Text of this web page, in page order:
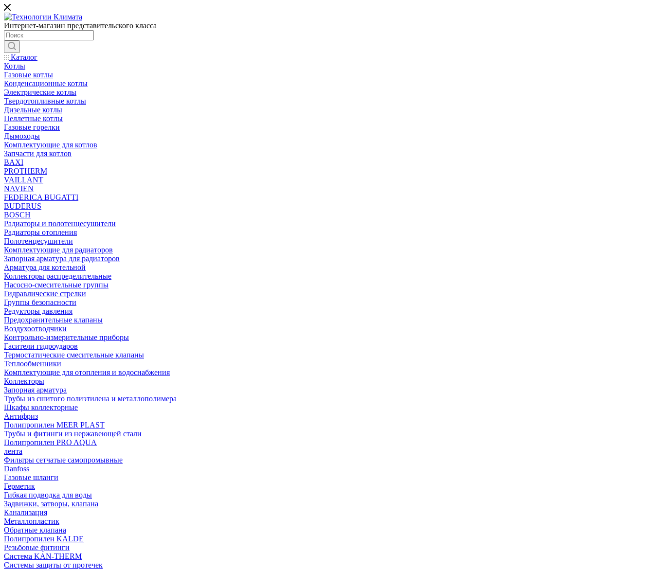
Интернет-магазин представительского класса
Каталог
Котлы
Газовые котлы
Конденсационные котлы
Электрические котлы
Твердотопливные котлы
Дизельные котлы
Пеллетные котлы
Газовые горелки
Дымоходы
Комплектующие для котлов
Запчасти для котлов
BAXI
PROTHERM
VAILLANT
NAVIEN
FEDERICA BUGATTI
BUDERUS
BOSCH
Радиаторы и полотенцесушители
Радиаторы отопления
Полотенцесушители
Комплектующие для радиаторов
Запорная арматура для радиаторов
Арматура для котельной
Коллекторы распределительные
Насосно-смесительные группы
Гидравлические стрелки
Группы безопасности
Редукторы давления
Предохранительные клапаны
Воздухоотводчики
Контрольно-измерительные приборы
Гасители гидроударов
Термостатические смесительные клапаны
Теплообменники
Комплектующие для отопления и водоснабжения
Коллекторы
Запорная арматура
Трубы из сшитого полиэтилена и металлополимера
Шкафы коллекторные
Антифриз
Полипропилен MEER PLAST
Трубы и фитинги из нержавеющей стали
Полипропилен PRO AQUA
лента
Фильтры сетчатые самопромывные
Danfoss
Газовые шланги
Герметик
Гибкая подводка для воды
Задвижки, затворы, клапана
Канализация
Металлопластик
Обратные клапана
Полипропилен KALDE
Резьбовые фитинги
Система KAN-THERM
Системы защиты от протечек